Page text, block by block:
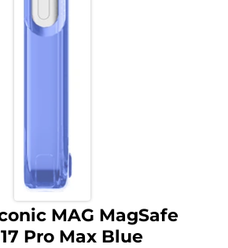
MAG MagSafe
Pro Max Blue